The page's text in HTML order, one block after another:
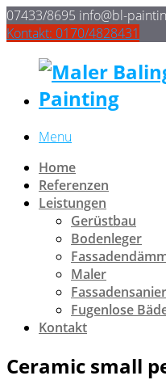
07433/8695 info@bl-
Kontakt: 0170/4828431
Menu
Home
Referenzen
Leistungen
Gerüstbau
Bodenleger
Maler
Fugenlose
Kontakt
Ceramic small